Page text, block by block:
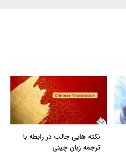
نکته هایی جالب در رابطه با
ترجمه زبان چینی